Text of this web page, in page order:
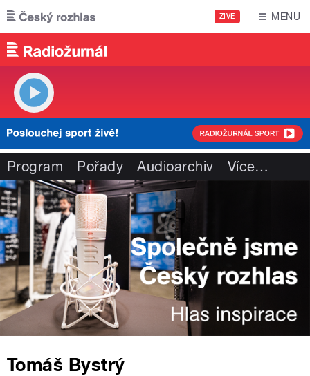
Přejít k hlavnímu obsahu
ŽIVĚ MENU
Program Pořady Audioarchiv Více…
Tomáš Bystrý